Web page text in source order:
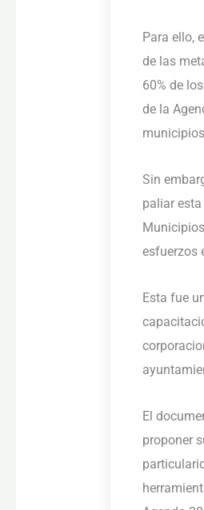
Para ello,
de las
60% de
de la
Sin
paliar
esfuerzos
Esta fue
El
proponer